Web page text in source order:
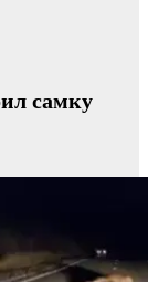
самку